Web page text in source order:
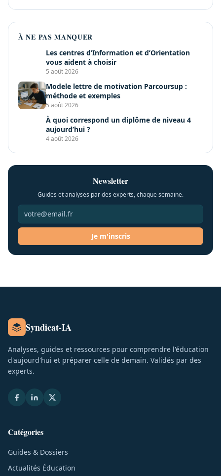
À NE PAS MANQUER
Les centres d’Information et d’Orientation
vous aident à choisir
5 août 2026
Modele lettre de motivation Parcoursup :
méthode et exemples
5 août 2026
À quoi correspond un diplôme de niveau 4
aujourd’hui ?
4 août 2026
Newsletter
Guides et analyses par des experts, chaque semaine.
Je m'inscris
Syndicat-IA
Analyses, guides et ressources pour comprendre l'éducation
d'aujourd'hui et préparer celle de demain. Validés par des
experts.
Catégories
Guides & Dossiers
Actualités Éducation